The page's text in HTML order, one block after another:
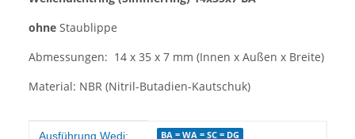
ohne Staublippe
Abmessungen: 14 x 35 x 7 mm (Innen x Außen x Breite)
Material: NBR (Nitril-Butadien-Kautschuk)
Produkteigenschaft
Wert
Ausführung Wedi: BA = WA = SC = DG